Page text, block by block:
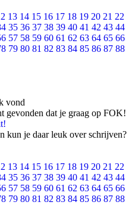
13 14 15 16 17 18 19 20 21 22
35 36 37 38 39 40 41 42 43 44
57 58 59 60 61 62 63 64 65 66
79 80 81 82 83 84 85 86 87 88
vond
gevonden dat je graag op FOK!
kun je daar leuk over schrijven?
13 14 15 16 17 18 19 20 21 22
35 36 37 38 39 40 41 42 43 44
57 58 59 60 61 62 63 64 65 66
79 80 81 82 83 84 85 86 87 88